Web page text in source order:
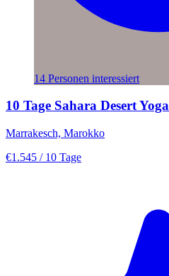
14 Personen interessiert
10 Tage Sahara Desert
Marrakesch, Marokko
€1.545 / 10 Tage